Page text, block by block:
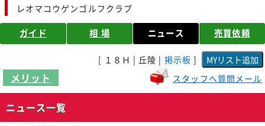
レオマコウゲンゴルフクラブ
ガイド 相 場 ニュース 売買依頼
[ １８Ｈ | 丘陵 | 掲示板 ]
メリット スタッフへ質問メール
ニュース一覧